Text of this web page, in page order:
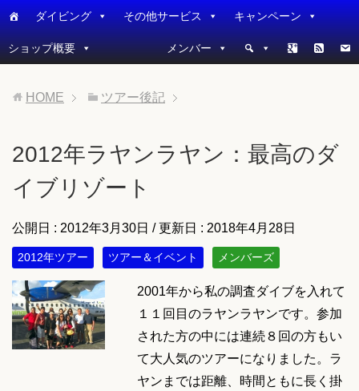
ダイビング その他サービス キャンペーン
ショップ概要 メンバー
HOME ツアー後記
2012年ラヤンラヤン：最高のダ
イブリゾート
公開日 : 2012年3月30日 / 更新日 : 2018年4月28日
2012年ツアー ツアー＆イベント メンバーズ
2001年から私の調査ダイブを入れて
１１回目のラヤンラヤンです。参加
された方の中には連続８回の方もい
て大人気のツアーになりました。ラ
ヤンまでは距離、時間ともに長く掛